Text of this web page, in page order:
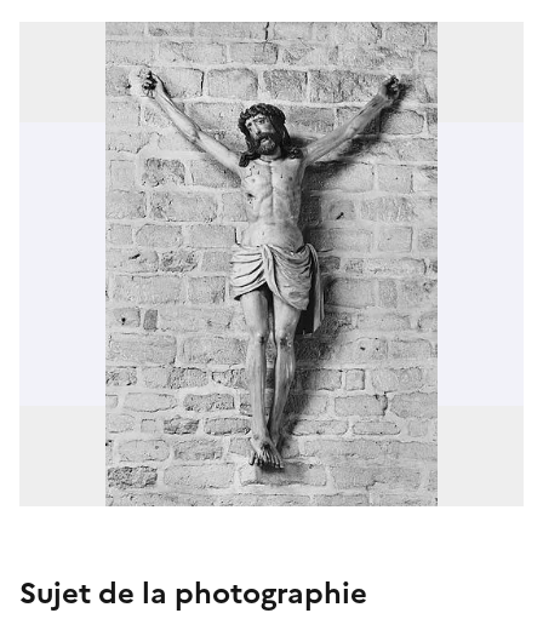
Sujet de la photographie